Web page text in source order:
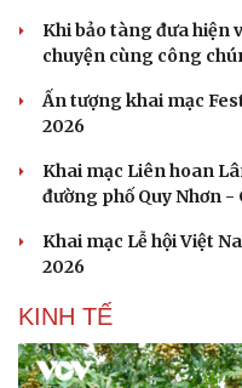
Nam khoa
Làm đẹp - giảm cân
Ăn sạch sống khỏe
Khi bảo tàng đưa hiện
chuyện cùng công
Ấn tượng khai mạc
2026
Khai mạc Liên hoan
đường phố Quy Nhơn -
Khai mạc Lễ hội Việt
2026
KINH TẾ